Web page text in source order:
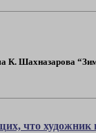
К. Шахназарова
что